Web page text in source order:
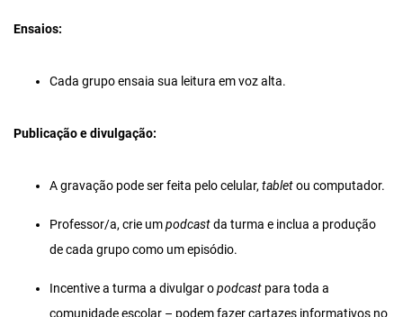
Ensaios:
Cada grupo ensaia sua leitura em voz alta.
Publicação e divulgação:
A gravação pode ser feita pelo celular,tabletou computador.
Professor/a, crie umpodcastda turma e inclua a produção
de cada grupo como um episódio.
Incentive a turma a divulgar opodcast para toda a